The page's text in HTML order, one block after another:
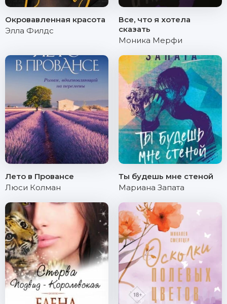
Окровавленная красота
Элла Филдс
Все, что я хотела
сказать
Моника Мерфи
Лето в Провансе
Люси Колман
Ты будешь мне стеной
Мариана Запата